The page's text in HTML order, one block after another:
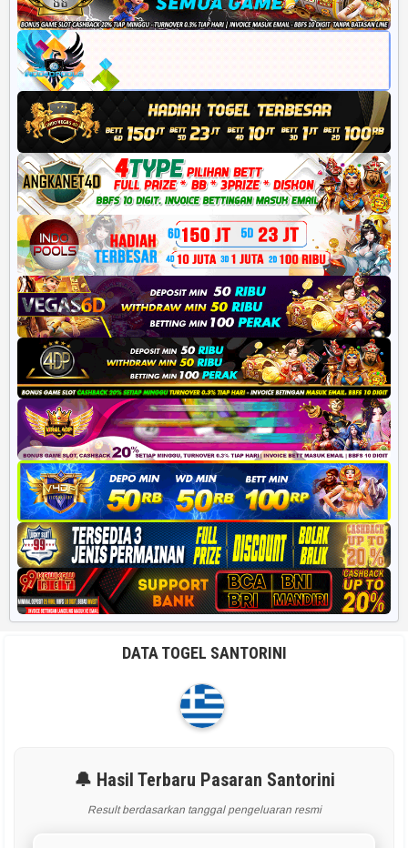
DATA TOGEL SANTORINI
🔔 Hasil Terbaru Pasaran Santorini
Result berdasarkan tanggal pengeluaran resmi